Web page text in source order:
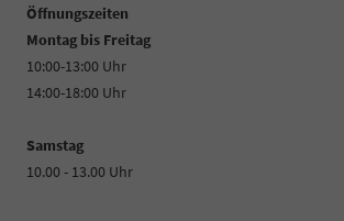
Öffnungszeiten
Montag bis Freitag
10:00-13:00 Uhr
14:00-18:00 Uhr
Samstag
10.00 - 13.00 Uhr